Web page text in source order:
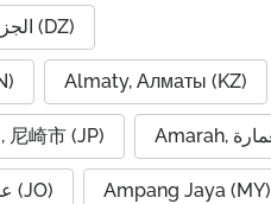
Algiers, Alger الجزائر (DZ)
Almaty, Алматы (KZ)
尼崎市 (JP)
Amman, عمان (JO) Ampang Jaya (MY)